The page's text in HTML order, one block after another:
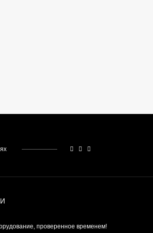
проверенное временем!